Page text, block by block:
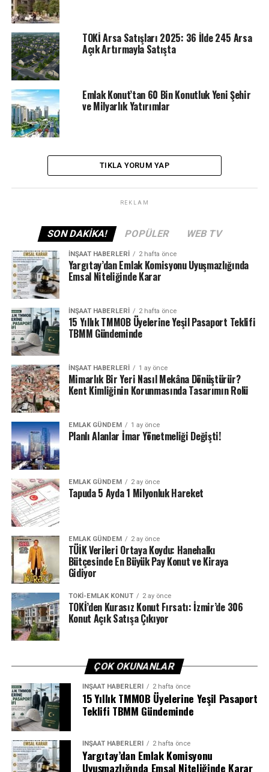
TOKİ Arsa Satışları 2025: 36 İlde 245 Arsa
Açık Artırmayla Satışta
Emlak Konut’tan 60 Bin Konutluk Yeni Şehir
ve Milyarlık Yatırımlar
TIKLA YORUM YAP
REKLAM
SON DAKIKA! POPÜLER WEB TV
İNŞAAT HABERLERI 2 hafta önce
Yargıtay’dan Emlak Komisyonu Uyuşmazlığında
Emsal Niteliğinde Karar
İNŞAAT HABERLERI 2 hafta önce
15 Yıllık TMMOB Üyelerine Yeşil Pasaport Teklifi
TBMM Gündeminde
İNŞAAT HABERLERI 1 ay önce
Mimarlık Bir Yeri Nasıl Mekâna Dönüştürür?
Kent Kimliğinin Korunmasında Tasarımın Rolü
EMLAK GÜNDEM 1 ay önce
Planlı Alanlar İmar Yönetmeliği Değişti!
EMLAK GÜNDEM 2 ay önce
Tapuda 5 Ayda 1 Milyonluk Hareket
EMLAK GÜNDEM 2 ay önce
TÜİK Verileri Ortaya Koydu: Hanehalkı
Bütçesinde En Büyük Pay Konut ve Kiraya
Gidiyor
TOKI-EMLAK KONUT 2 ay önce
TOKİ’den Kurasız Konut Fırsatı: İzmir’de 306
Konut Açık Satışa Çıkıyor
ÇOK OKUNANLAR
İNŞAAT HABERLERI 2 hafta önce
15 Yıllık TMMOB Üyelerine Yeşil Pasaport
Teklifi TBMM Gündeminde
İNŞAAT HABERLERI 2 hafta önce
Yargıtay’dan Emlak Komisyonu
Uyuşmazlığında Emsal Niteliğinde Karar